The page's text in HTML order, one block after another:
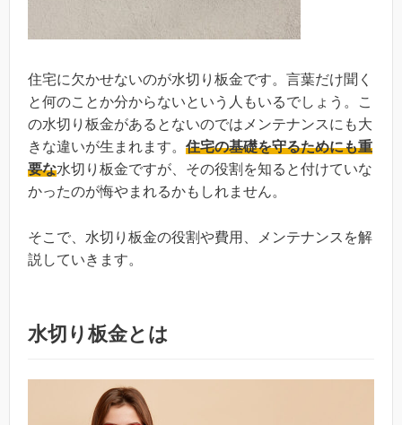
住宅に欠かせないのが水切り板金です。言葉だけ聞く
と何のことか分からないという人もいるでしょう。こ
の水切り板金があるとないのではメンテナンスにも大
きな違いが生まれます。 住宅の基礎を守るためにも重
要な水切り板金ですが、その役割を知ると付けていな
かったのが悔やまれるかもしれません。
そこで、水切り板金の役割や費用、メンテナンスを解
説していきます。
水切り板金とは